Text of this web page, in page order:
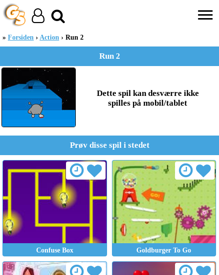
Forsiden Action Run 2
Run 2
Dette spil kan desværre ikke
spilles på mobil/tablet
Prøv disse spil i stedet
Confuse Box Goldburger To Go